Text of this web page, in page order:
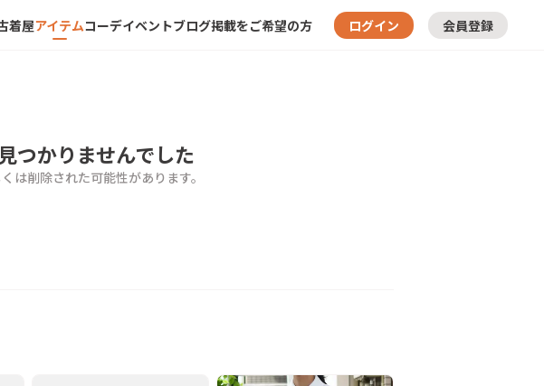
着屋アイテムコーデイベントブログ掲載をご希望の方 ログイン 会員登録
つかりませんでした
は削除された可能性があります。